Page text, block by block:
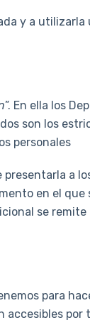
y a utilizarla
”. En ella los
son los
personales
a
en el que
se
para
accesibles por